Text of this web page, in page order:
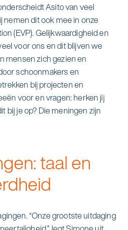
Asito van veel
nemen dit ook mee in onze
(EVP). Gelijkwaardigheid en
voor ons en dit blijven we
mensen zich gezien en
schoonmakers en
bij projecten en
voor en vragen: herken jij
bij je op? Die meningen zijn
taal en
“Onze grootste uitdaging